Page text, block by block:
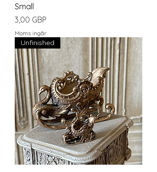
Small
Pris
3,00 GBP
Moms ingår
Unfinished